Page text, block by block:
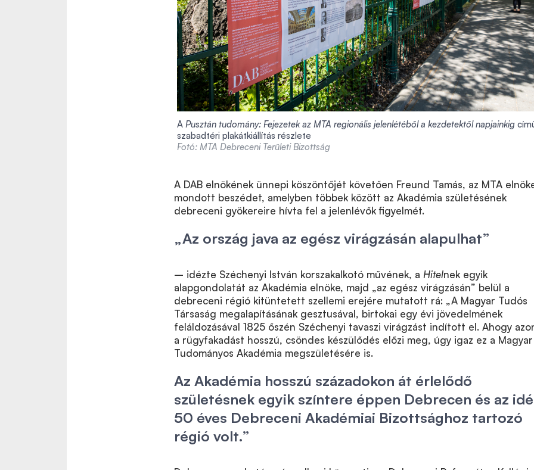
A Pusztán tudomány: Fejezetek az MTA regionális jelenlétéből a kezdetektől napjainkig
szabadtéri plakátkiállítás részlete
Fotó: MTA Debreceni Területi Bizottság
A DAB elnökének ünnepi köszöntőjét követően Freund Tamás, az MTA
mondott beszédet, amelyben többek között az Akadémia születésének
debreceni gyökereire hívta fel a jelenlévők figyelmét.
„Az ország java az egész virágzásán alapulhat”
– idézte Széchenyi István korszakalkotó művének, a Hitelnek egyik
alapgondolatát az Akadémia elnöke, majd „az egész virágzásán” belül a
debreceni régió kitüntetett szellemi erejére mutatott rá: „A Magyar Tudós
Társaság megalapításának gesztusával, birtokai egy évi jövedelmének
feláldozásával 1825 őszén Széchenyi tavaszi virágzást indított el. Ahogy
a rügyfakadást hosszú, csöndes készülődés előzi meg, úgy igaz ez a Magyar
Tudományos Akadémia megszületésére is.
Az Akadémia hosszú századokon át érlelődő
születésnek egyik színtere éppen Debrecen és az
50 éves Debreceni Akadémiai Bizottsághoz tartozó
régió volt.”